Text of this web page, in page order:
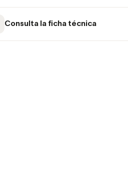
Consulta la ficha técnica